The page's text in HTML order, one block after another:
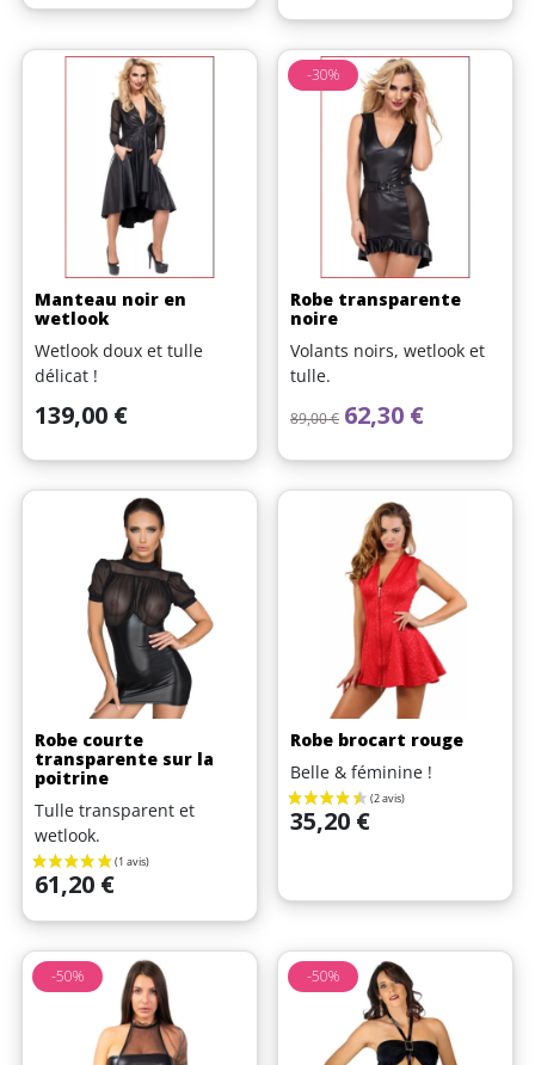
Manteau noir en
wetlook
Wetlook doux et tulle
délicat !
Prix
139,00 €
Robe transparente
noire
Volants noirs, wetlook et
tulle.
Prix de base
89,00 € Prix
62,30 €
-30%
Robe courte
transparente sur la
poitrine
Tulle transparent et
wetlook.
Prix
61,20 €
Robe brocart rouge
Belle & féminine !
Prix
35,20 €
-50% -50%